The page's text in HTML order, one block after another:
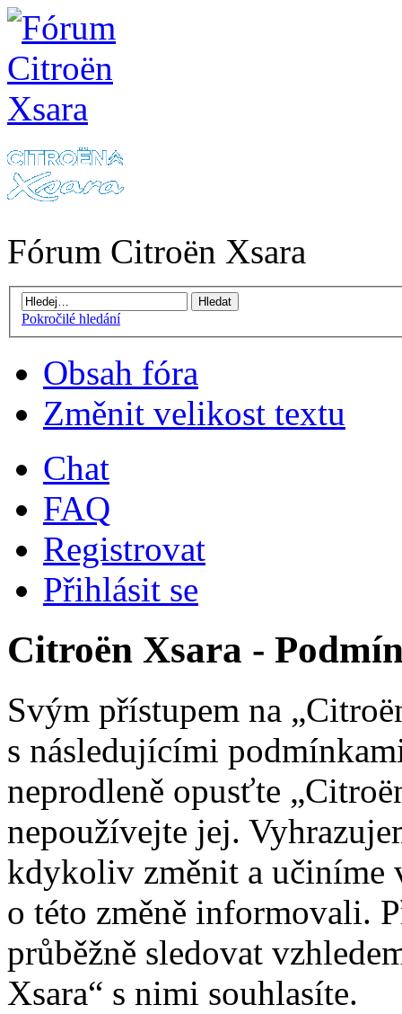
Fórum Citroën Xsara
Pokročilé hledání
Obsah fóra
Změnit velikost textu
Chat
FAQ
Registrovat
Přihlásit se
Citroën Xsara -
Svým přístupem na
s následujícími
neprodleně opusťte
nepoužívejte jej.
kdykoliv změnit a učiníme
o této změně informovali.
průběžně sledovat
Xsara“ s nimi souhlasíte.